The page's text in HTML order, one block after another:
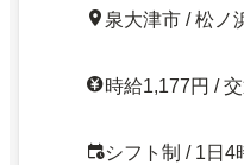
泉大津市 / 松ノ
時給1,177円 /
シフト制 / 1日4